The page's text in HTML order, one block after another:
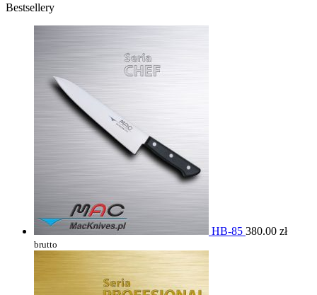
Bestsellery
HB-85 380.00 zł
brutto